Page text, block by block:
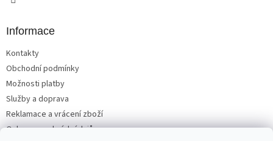
Informace
Kontakty
Obchodní podmínky
Možnosti platby
Služby a doprava
Reklamace a vrácení zboží
Ochrana osobních údajů